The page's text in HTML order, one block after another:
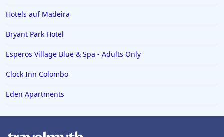
Hotels auf Madeira
Bryant Park Hotel
Esperos Village Blue & Spa - Adults Only
Clock Inn Colombo
Eden Apartments